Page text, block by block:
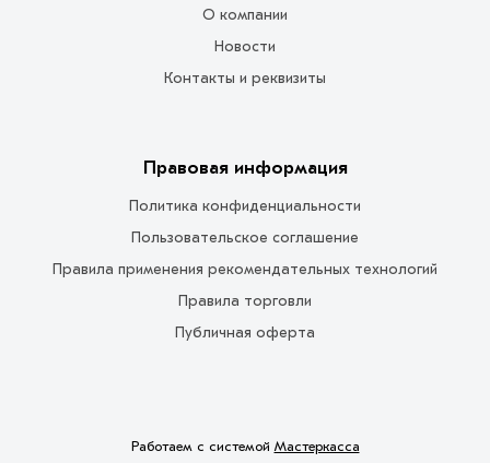
О компании
Новости
Контакты и реквизиты
Правовая информация
Политика конфиденциальности
Пользовательское соглашение
Правила применения рекомендательных технологий
Правила торговли
Публичная оферта
Работаем с системой Мастеркасса